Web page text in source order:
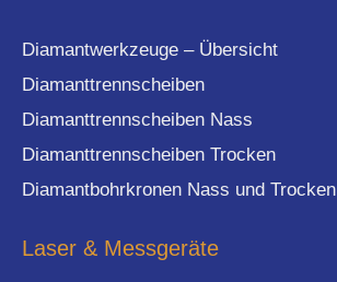
Diamantwerkzeuge – Übersicht
Diamanttrennscheiben
Diamanttrennscheiben Nass
Diamanttrennscheiben Trocken
Diamantbohrkronen Nass und Trocken
Laser & Messgeräte